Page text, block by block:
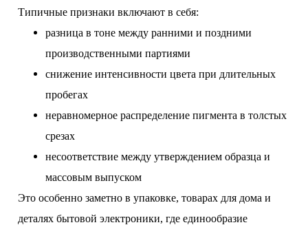
Типичные признаки включают в себя:
разница в тоне между ранними и поздними
производственными партиями
снижение интенсивности цвета при длительных
пробегах
неравномерное распределение пигмента в толстых
срезах
несоответствие между утверждением образца и
массовым выпуском
Это особенно заметно в упаковке, товарах для дома и
деталях бытовой электроники, где единообразие